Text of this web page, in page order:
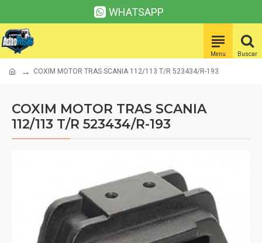
WHATSAPP
COXIM MOTOR TRAS SCANIA 112/113 T/R 523434/R-193
COXIM MOTOR TRAS SCANIA
112/113 T/R 523434/R-193